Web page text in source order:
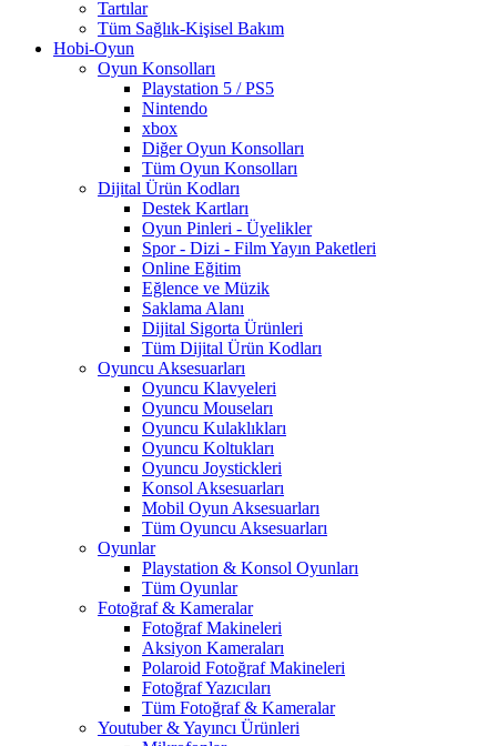
Tartılar
Tüm Sağlık-Kişisel Bakım
Hobi-Oyun
Oyun Konsolları
Playstation 5 / PS5
Nintendo
xbox
Diğer Oyun Konsolları
Tüm Oyun Konsolları
Dijital Ürün Kodları
Destek Kartları
Oyun Pinleri - Üyelikler
Spor - Dizi - Film Yayın Paketleri
Online Eğitim
Eğlence ve Müzik
Saklama Alanı
Dijital Sigorta Ürünleri
Tüm Dijital Ürün Kodları
Oyuncu Aksesuarları
Oyuncu Klavyeleri
Oyuncu Mouseları
Oyuncu Kulaklıkları
Oyuncu Koltukları
Oyuncu Joystickleri
Konsol Aksesuarları
Mobil Oyun Aksesuarları
Tüm Oyuncu Aksesuarları
Oyunlar
Playstation & Konsol Oyunları
Tüm Oyunlar
Fotoğraf & Kameralar
Fotoğraf Makineleri
Aksiyon Kameraları
Polaroid Fotoğraf Makineleri
Fotoğraf Yazıcıları
Tüm Fotoğraf & Kameralar
Youtuber & Yayıncı Ürünleri